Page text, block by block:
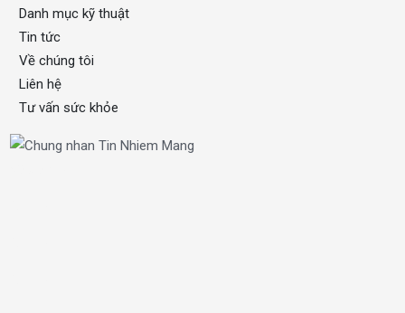
Danh mục kỹ thuật
Tin tức
Về chúng tôi
Liên hệ
Tư vấn sức khỏe